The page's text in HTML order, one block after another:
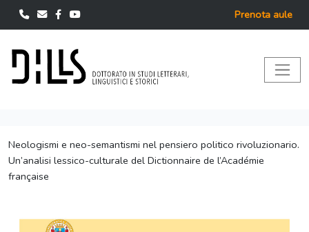
Prenota aule
Neologismi e neo-semantismi nel pensiero politico rivoluzionario.
Un’analisi lessico-culturale del Dictionnaire de l’Académie
française